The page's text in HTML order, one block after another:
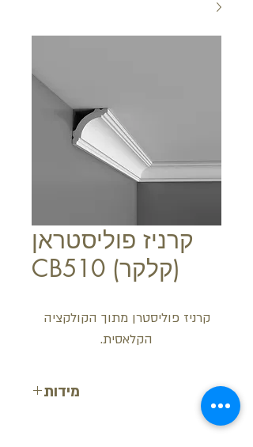
קרניז פוליסטראן
(קלקר) CB510
קרניז פוליסטרן מתוך הקולקציה
הקלאסית.
מידות